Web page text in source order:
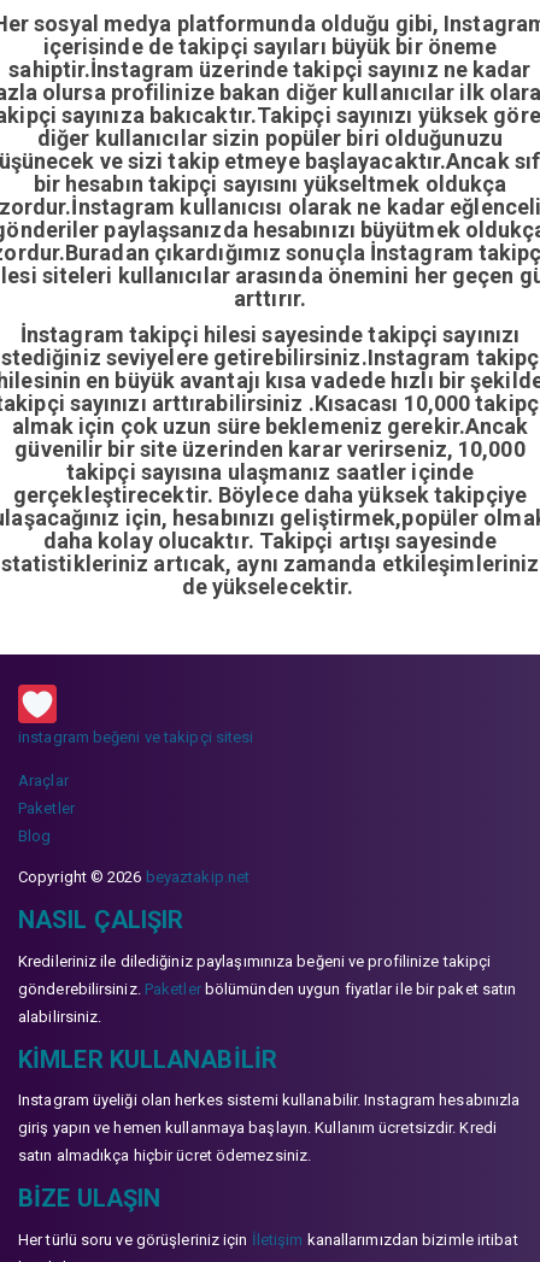
sosyal medya platformunda olduğu gibi,
içerisinde de takipçi sayıları büyük bir öneme
sahiptir.İnstagram üzerinde takipçi sayınız ne kadar
olursa profilinize bakan diğer kullanıcılar ilk
sayınıza bakıcaktır.Takipçi sayınızı yüksek
diğer kullanıcılar sizin popüler biri olduğunuzu
ve sizi takip etmeye başlayacaktır.Ancak
bir hesabın takipçi sayısını yükseltmek oldukça
kullanıcısı olarak ne kadar
paylaşsanızda hesabınızı büyütmek
çıkardığımız sonuçla İnstagram
siteleri kullanıcılar arasında önemini her geçen
arttırır.
İnstagram takipçi hilesi sayesinde takipçi sayınızı
seviyelere getirebilirsiniz.Instagram
en büyük avantajı kısa vadede hızlı bir
sayınızı arttırabilirsiniz .Kısacası 10,000
almak için çok uzun süre beklemeniz gerekir.Ancak
güvenilir bir site üzerinden karar verirseniz, 10,000
takipçi sayısına ulaşmanız saatler içinde
gerçekleştirecektir. Böylece daha yüksek takipçiye
için, hesabınızı geliştirmek,popüler
daha kolay olucaktır. Takipçi artışı sayesinde
artıcak, aynı zamanda
de yükselecektir.
instagram beğeni ve takipçi sitesi
Araçlar
Paketler
Blog
Copyright © 2026 beyaztakip.net
NASIL ÇALIŞIR
Kredileriniz ile dilediğiniz paylaşımınıza beğeni ve profilinize takipçi
gönderebilirsiniz. Paketlerbölümünden uygun fiyatlar ile bir paket satın
alabilirsiniz.
KIMLER KULLANABILIR
Instagram üyeliği olan herkes sistemi kullanabilir. Instagram hesabınızla
giriş yapın ve hemen kullanmaya başlayın. Kullanım ücretsizdir. Kredi
satın almadıkça hiçbir ücret ödemezsiniz.
BIZE ULAŞIN
Her türlü soru ve görüşleriniz için İletişim kanallarımızdan bizimle irtibat